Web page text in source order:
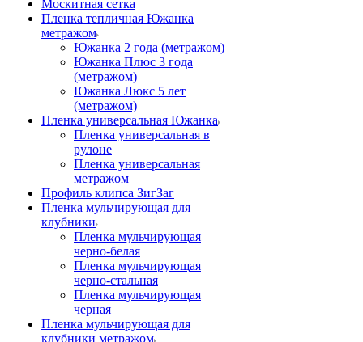
Москитная сетка
Пленка тепличная Южанка
метражом
Южанка 2 года (метражом)
Южанка Плюс 3 года
(метражом)
Южанка Люкс 5 лет
(метражом)
Пленка универсальная Южанка
Пленка универсальная в
рулоне
Пленка универсальная
метражом
Профиль клипса ЗигЗаг
Пленка мульчирующая для
клубники
Пленка мульчирующая
черно-белая
Пленка мульчирующая
черно-стальная
Пленка мульчирующая
черная
Пленка мульчирующая для
клубники метражом